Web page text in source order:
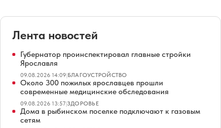
Лента новостей
Губернатор проинспектировал главные стройки
Ярославля
09.08.2026 14:09|БЛАГОУСТРОЙСТВО
Около 300 пожилых ярославцев прошли
современные медицинские обследования
09.08.2026 13:57|ЗДОРОВЬЕ
Дома в рыбинском поселке подключают к газовым
сетям